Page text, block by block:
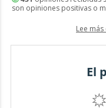
son opiniones positivas o
Lee
El